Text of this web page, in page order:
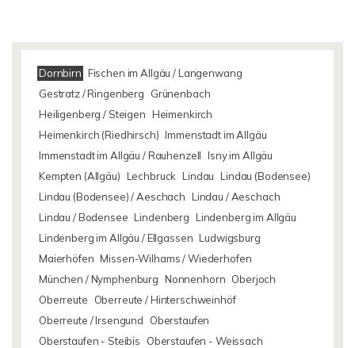
Dornbirn Fischen im Allgäu / Langenwang
Gestratz / Ringenberg
Grünenbach
Heiligenberg / Steigen Heimenkirch
Heimenkirch (Riedhirsch) Immenstadt im Allgäu
Immenstadt im Allgäu / Rauhenzell Isny im Allgäu
Kempten (Allgäu) Lechbruck Lindau Lindau (Bodensee)
Lindau (Bodensee) / Aeschach Lindau / Aeschach
Lindau / Bodensee Lindenberg Lindenberg im Allgäu
Lindenberg im Allgäu / Ellgassen Ludwigsburg
Maierhöfen Missen-Wilhams / Wiederhofen
München / Nymphenburg Nonnenhorn Oberjoch
Oberreute
Oberreute / Hinterschweinhöf
Oberreute / Irsengund
Oberstaufen
Oberstaufen - Steibis
Oberstaufen - Weissach